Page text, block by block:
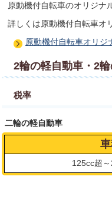
原動機付自転車のオリジナ
詳しくは原動機付自転車オ
原動機付自転車オリジ
2輪の軽自動車・2
税率
二輪の軽自動車
125cc超